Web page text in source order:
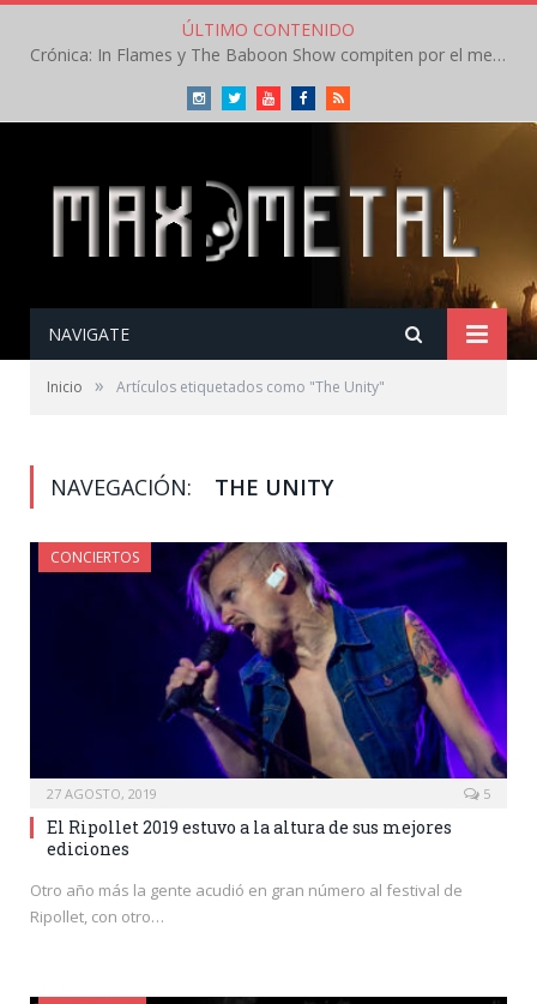
ÚLTIMO CONTENIDO
Crónica: In Flames y The Baboon Show compiten por el mejor concierto del día en el Leyendas del Rock – Viernes – Agosto 2026
InstagramTwitterYoutubeFacebookRSS
NAVIGATE
Inicio » Artículos etiquetados como "The Unity"
NAVEGACIÓN: THE UNITY
CONCIERTOS
27 AGOSTO, 2019 5
El Ripollet 2019 estuvo a la altura de sus mejores
ediciones
Otro año más la gente acudió en gran número al festival de
Ripollet, con otro…